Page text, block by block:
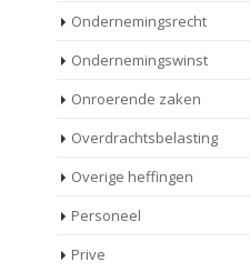
Ondernemingsrecht
Ondernemingswinst
Onroerende zaken
Overdrachtsbelasting
Overige heffingen
Personeel
Prive